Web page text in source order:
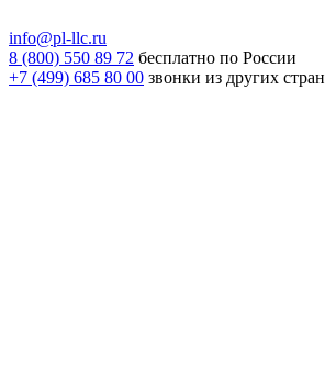
info@pl-llc.ru
8 (800) 550 89 72 бесплатно по России
+7 (499) 685 80 00 звонки из других стран